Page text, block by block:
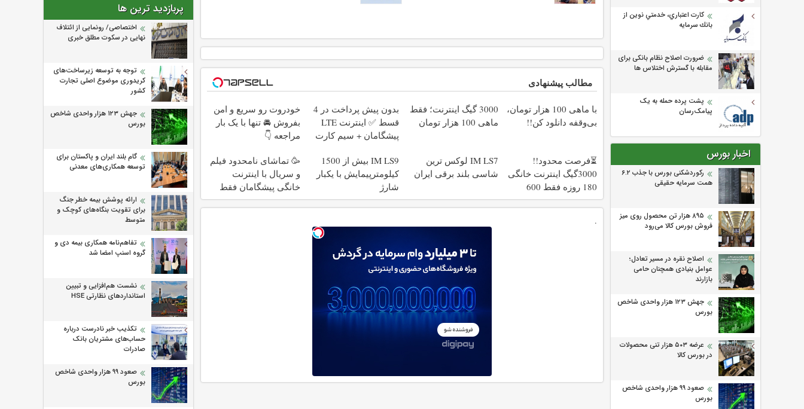
كارت اعتباري، خدمتي نوين از
بانك سرمايه
ضرورت اصلاح نظام بانکی برای
مقابله با گسترش اختلاس ها
پشت پرده حمله به یک
پیامک‌رسان
اخبار بورس
رکوردشکنی بورس با جذب ۶.۲
همت سرمایه حقیقی
۸۹۵ هزار تن محصول روی میز
فروش بورس کالا می‌‌رود
اصلاح نقره در مسیر تعادل؛
عوامل بنیادی همچنان حامی
بازارند
جهش ۱۲۳ هزار واحدی شاخص
بورس
عرضه ۵۰۳ هزار تنی محصولات
در بورس کالا
صعود ۹۹ هزار واحدی شاخص
بورس
مطالب پیشنهادی
با ماهی 100 هزار تومان،
بی‌وقفه دانلود کن!!
3000 گیگ اینترنت؛ فقط
ماهی 100 هزار تومان
بدون پیش پرداخت در 4
قسط ✅ اینترنت LTE
پیشگامان + سیم کارت
خودروت رو سریع و امن
بفروش 🚘 تنها با یک بار
مراجعه 👇
⏳فرصت محدود!!
3000گیگ اینترنت خانگی
180 روزه فقط 600
هزارتومان!!
IM LS7 لوکس ترین
شاسی بلند برقی ایران
IM LS9 بیش از 1500
کیلومترپیمایش با یکبار
شارژ
🥳 تماشای نامحدود فیلم
و سریال با اینترنت
خانگی پیشگامان فقط
ماهی 100
.
پربازدید ترین ها
اختصاصی/ رونمایی از ائتلاف‌
نهایی در سکوت مطلق خبری
توجه به توسعه زیرساخت‌های
کریدوری موضوع اصلی تجارت
کشور
جهش ۱۲۳ هزار واحدی شاخص
بورس
گام بلند ایران و پاکستان برای
توسعه همکاری‌های معدنی
ارائه پوشش بیمه خطر جنگ
برای تقویت بنگاه‌های کوچک و
متوسط
تفاهم‌نامه همکاری بیمه دی و
گروه اسنپ امضا شد
نشست هم‌افزایی و تبیین
استانداردهای نظارتی HSE
تکذیب خبر نادرست درباره
حساب‌های مشتریان بانک
صادرات
صعود ۹۹ هزار واحدی شاخص
بورس